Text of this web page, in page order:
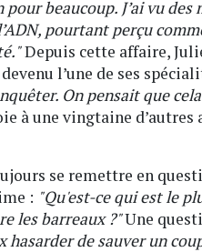
pour beaucoup. J’ai vu
pourtant perçu
Depuis cette affaire,
l’une de ses
On pensait que
à une vingtaine
se remettre en
: "Qu'est-ce qui est le
les barreaux ?"Une
hasarder de sauver un